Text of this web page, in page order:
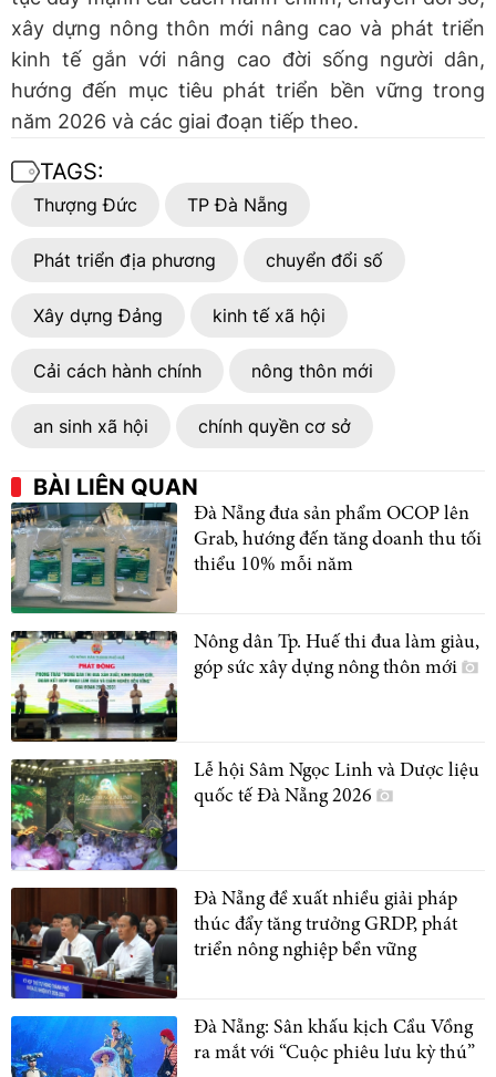
xây dựng nông thôn mới nâng cao và phát triển
kinh tế gắn với nâng cao đời sống người dân,
hướng đến mục tiêu phát triển bền vững trong
năm 2026 và các giai đoạn tiếp theo.
TAGS:
Thượng Đức TP Đà Nẵng
Phát triển địa phương chuyển đổi số
Xây dựng Đảng kinh tế xã hội
Cải cách hành chính nông thôn mới
an sinh xã hội chính quyền cơ sở
BÀI LIÊN QUAN
Đà Nẵng đưa sản phẩm OCOP lên
Grab, hướng đến tăng doanh thu tối
thiểu 10% mỗi năm
Nông dân Tp. Huế thi đua làm giàu,
góp sức xây dựng nông thôn mới
Lễ hội Sâm Ngọc Linh và Dược liệu
quốc tế Đà Nẵng 2026
Đà Nẵng đề xuất nhiều giải pháp
thúc đẩy tăng trưởng GRDP, phát
triển nông nghiệp bền vững
Đà Nẵng: Sân khấu kịch Cầu Vồng
ra mắt với “Cuộc phiêu lưu kỳ thú”